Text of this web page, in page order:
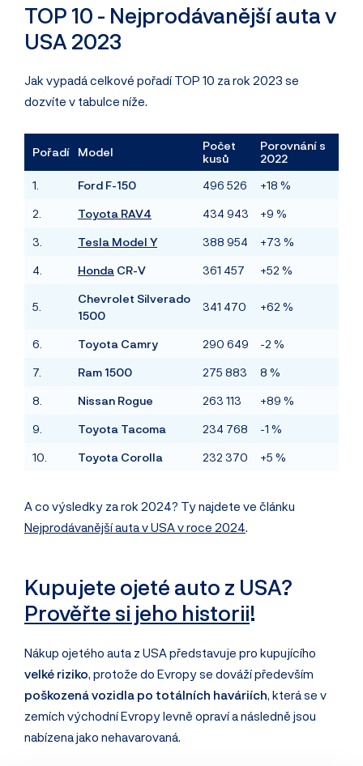
TOP 10 - Nejprodávanější auta v
USA 2023
Jak vypadá celkové pořadí TOP 10 za rok 2023 se
dozvíte v tabulce níže.
Pořadí Model
Počet
kusů
Porovnání s
2022
1.
Ford F-150 496 526 +18 %
2. Toyota RAV4 434 943 +9 %
3. Tesla Model Y 388 954 +73 %
4. Honda CR-V 361 457 +52 %
5.
Chevrolet Silverado
1500
341 470 +62 %
6. Toyota Camry 290 649 -2 %
7. Ram 1500 275 883 8 %
8. Nissan Rogue 263 113 +89 %
9. Toyota Tacoma 234 768 -1 %
10. Toyota Corolla 232 370 +5 %
A co výsledky za rok 2024? Ty najdete ve článku
Nejprodávanější auta v USA v roce 2024
Kupujete ojeté auto z USA?
Prověřte si jeho historii!
Nákup ojetého auta z USA představuje pro kupujícího
velké riziko , protože do Evropy se dováží především
poškozená vozidla po totálních haváriích , která se v
zemích východní Evropy levně opraví a následně jsou
nabízena jako nehavarovaná.